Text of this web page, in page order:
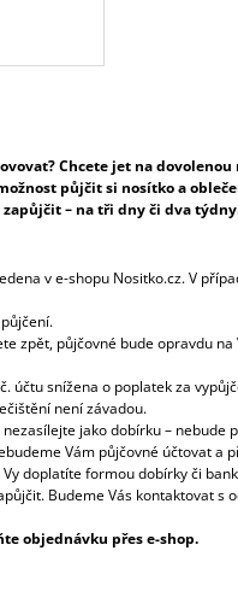
Chcete jet na dovolenou
půjčit si nosítko a
– na tři dny či dva
v e-shopu Nositko.cz. V
zpět, půjčovné bude opravdu
účtu snížena o poplatek za
není závadou.
jako dobírku – nebude
Vám půjčovné účtovat a
doplatíte formou dobírky či
Budeme Vás kontaktovat s
objednávku přes e-shop.